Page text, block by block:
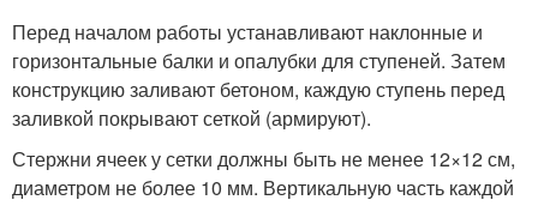
Перед началом работы устанавливают наклонные и
горизонтальные балки и опалубки для ступеней. Затем
конструкцию заливают бетоном, каждую ступень перед
заливкой покрывают сеткой (армируют).
Стержни ячеек у сетки должны быть не менее 12×12 см,
диаметром не более 10 мм. Вертикальную часть каждой